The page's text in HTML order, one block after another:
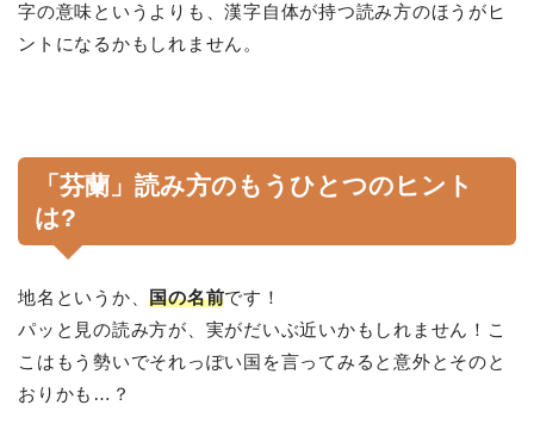
字の意味というよりも、漢字自体が持つ読み方のほうがヒ
ントになるかもしれません。
「芬蘭」読み方のもうひとつのヒント
は?
地名というか、国の名前です！
パッと見の読み方が、実がだいぶ近いかもしれません！こ
こはもう勢いでそれっぽい国を言ってみると意外とそのと
おりかも…？